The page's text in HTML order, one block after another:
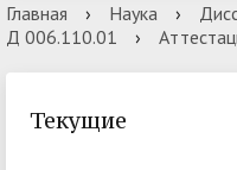
Главная › Наука ›
Д 006.110.01
›
Текущие